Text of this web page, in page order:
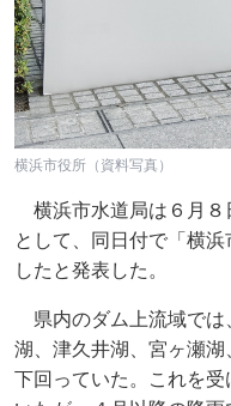
横浜市役所（資料写真）
横浜市水道局は６月８
として、同日付で「横
したと発表した。
県内のダム上流域では
湖、津久井湖、宮ヶ瀬
下回っていた。これを